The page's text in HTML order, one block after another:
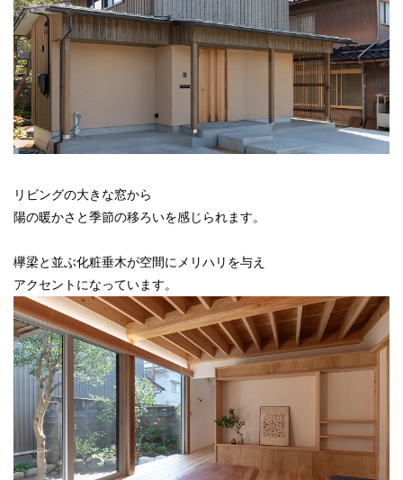
リビングの大きな窓から
陽の暖かさと季節の移ろいを感じられます。
欅梁と並ぶ化粧垂木が空間にメリハリを与え
アクセントになっています。